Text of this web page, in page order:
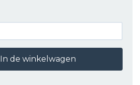
In de winkelwagen